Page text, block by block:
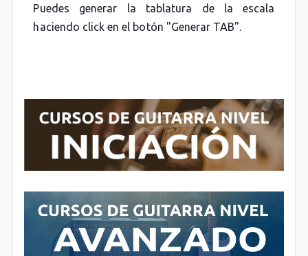
Puedes generar la tablatura de la escala
haciendo click en el botón "Generar TAB".